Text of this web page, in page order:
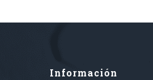
Información